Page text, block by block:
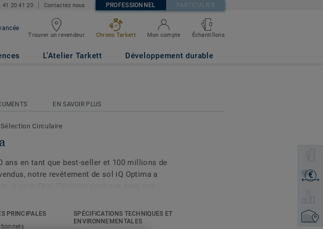
41 20 41 20 Contactez nous PROFESSIONNEL PARTICULIER
Trouver un revendeur Chrono Tarkett Mon compte
0
Échantillons
L'Atelier Tarkett Développement durable
€
EN SAVOIR PLUS
Sélection Circulaire
ans en tant que best-seller et 100 millions de
notre revêtement de sol iQ Optima a
et corrigée. Dotée d'un nouveau design et d'une
couleurs, la collection s'inspire des lavis doux
changeante translucide et opaque de l'aquarelle.
PRINCIPALES
SPÉCIFICATIONS TECHNIQUES ET
ENVIRONNEMENTALES